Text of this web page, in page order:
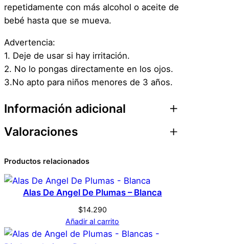
a
t
i
d
a
repetidamente con más alcohol o aceite de
bebé hasta que se mueva.
Advertencia:
1. Deje de usar si hay irritación.
2. No lo pongas directamente en los ojos.
3.No apto para niños menores de 3 años.
Información adicional
Atributos
Dimensiones
Marca Genérica
Color Rojo
Valoraciones
0 valoraciones en
Tatuaje Temporal
Halloween Cosplay
Disfraz – Herida – 4b
Productos relacionados
Alas De Angel De Plumas – Blanca
$14.290
Añadir al carrito